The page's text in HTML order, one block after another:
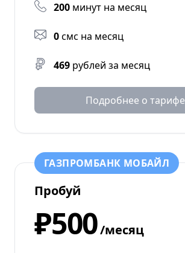
200 минут на месяц
0смс на месяц
469 рублей за месяц
Подробнее о тарифе
ГАЗПРОМБАНК МОБАЙЛ
Пробуй
₽500/месяц